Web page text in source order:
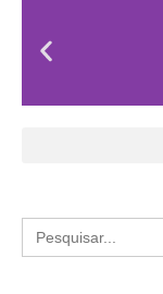
Search
for: